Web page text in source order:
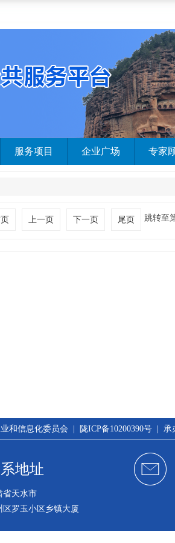
服务项目 企业广场 专家
上一页 下一页 尾页 跳转至
和信息化委员会 | 陇ICP备10200390号 | 承
地址
省天水市
区罗玉小区乡镇大厦